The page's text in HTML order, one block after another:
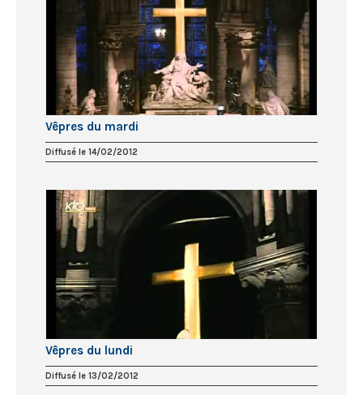
Vêpres du mardi
Diffusé le 14/02/2012
Vêpres du lundi
Diffusé le 13/02/2012